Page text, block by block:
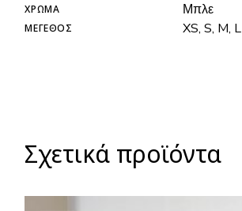
ΧΡΏΜΑ Μπλε
ΜΈΓΕΘΟΣ XS, S, M, L
Σχετικά προϊόντα